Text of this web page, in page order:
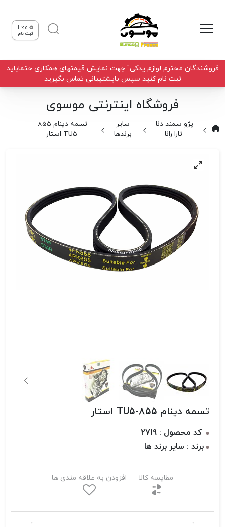
ورود |
ثبت نام
فروشندگان محترم لوازم یدکی" جهت نمایش قیمتهای همکاری حتماباید
ثبت نام کنید سپس باپشتیبانی تماس بگیرید
فروشگاه اینترنتی موسوی
پژو-سمند-دنا-
تارا-رانا
سایر
برندها
تسمه دینام 855-
TU5 استار
تسمه دینام 855-TU5 استار
کد محصول : 2719
برند : سایر برند ها
مقایسه کالا افزودن به علاقه مندی ها